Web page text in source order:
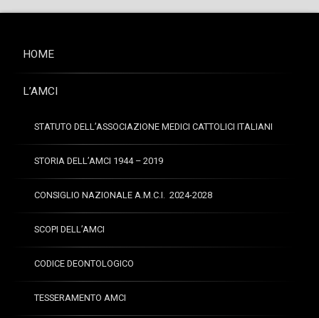
HOME
L’AMCI
STATUTO DELL’ASSOCIAZIONE MEDICI CATTOLICI ITALIANI
STORIA DELL’AMCI 1944 – 2019
CONSIGLIO NAZIONALE A.M.C.I. 2024-2028
SCOPI DELL’AMCI
CODICE DEONTOLOGICO
TESSERAMENTO AMCI